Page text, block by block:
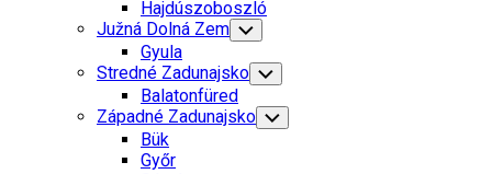
Menu
Hajdúszoboszló
Južná Dolná Zem Toggle
Child
Menu
Gyula
Stredné Zadunajsko Toggle
Child
Menu
Balatonfüred
Západné Zadunajsko Toggle
Child
Bük
Győr